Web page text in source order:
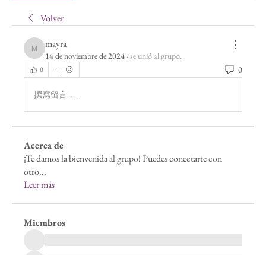
Volver
mayra
mayra
14 de noviembre de 2024· se unió al grupo.
0 0
撰寫留言......
Acerca de
¡Te damos la bienvenida al grupo! Puedes conectarte con
otro...
Leer más
Miembros